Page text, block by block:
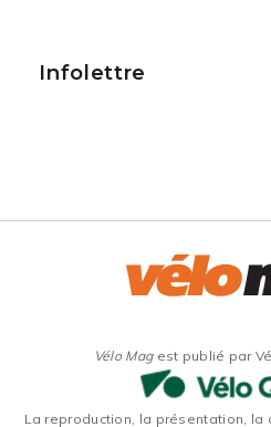
Infolettre
Vélo Magest publié par
La reproduction, la présentation, la